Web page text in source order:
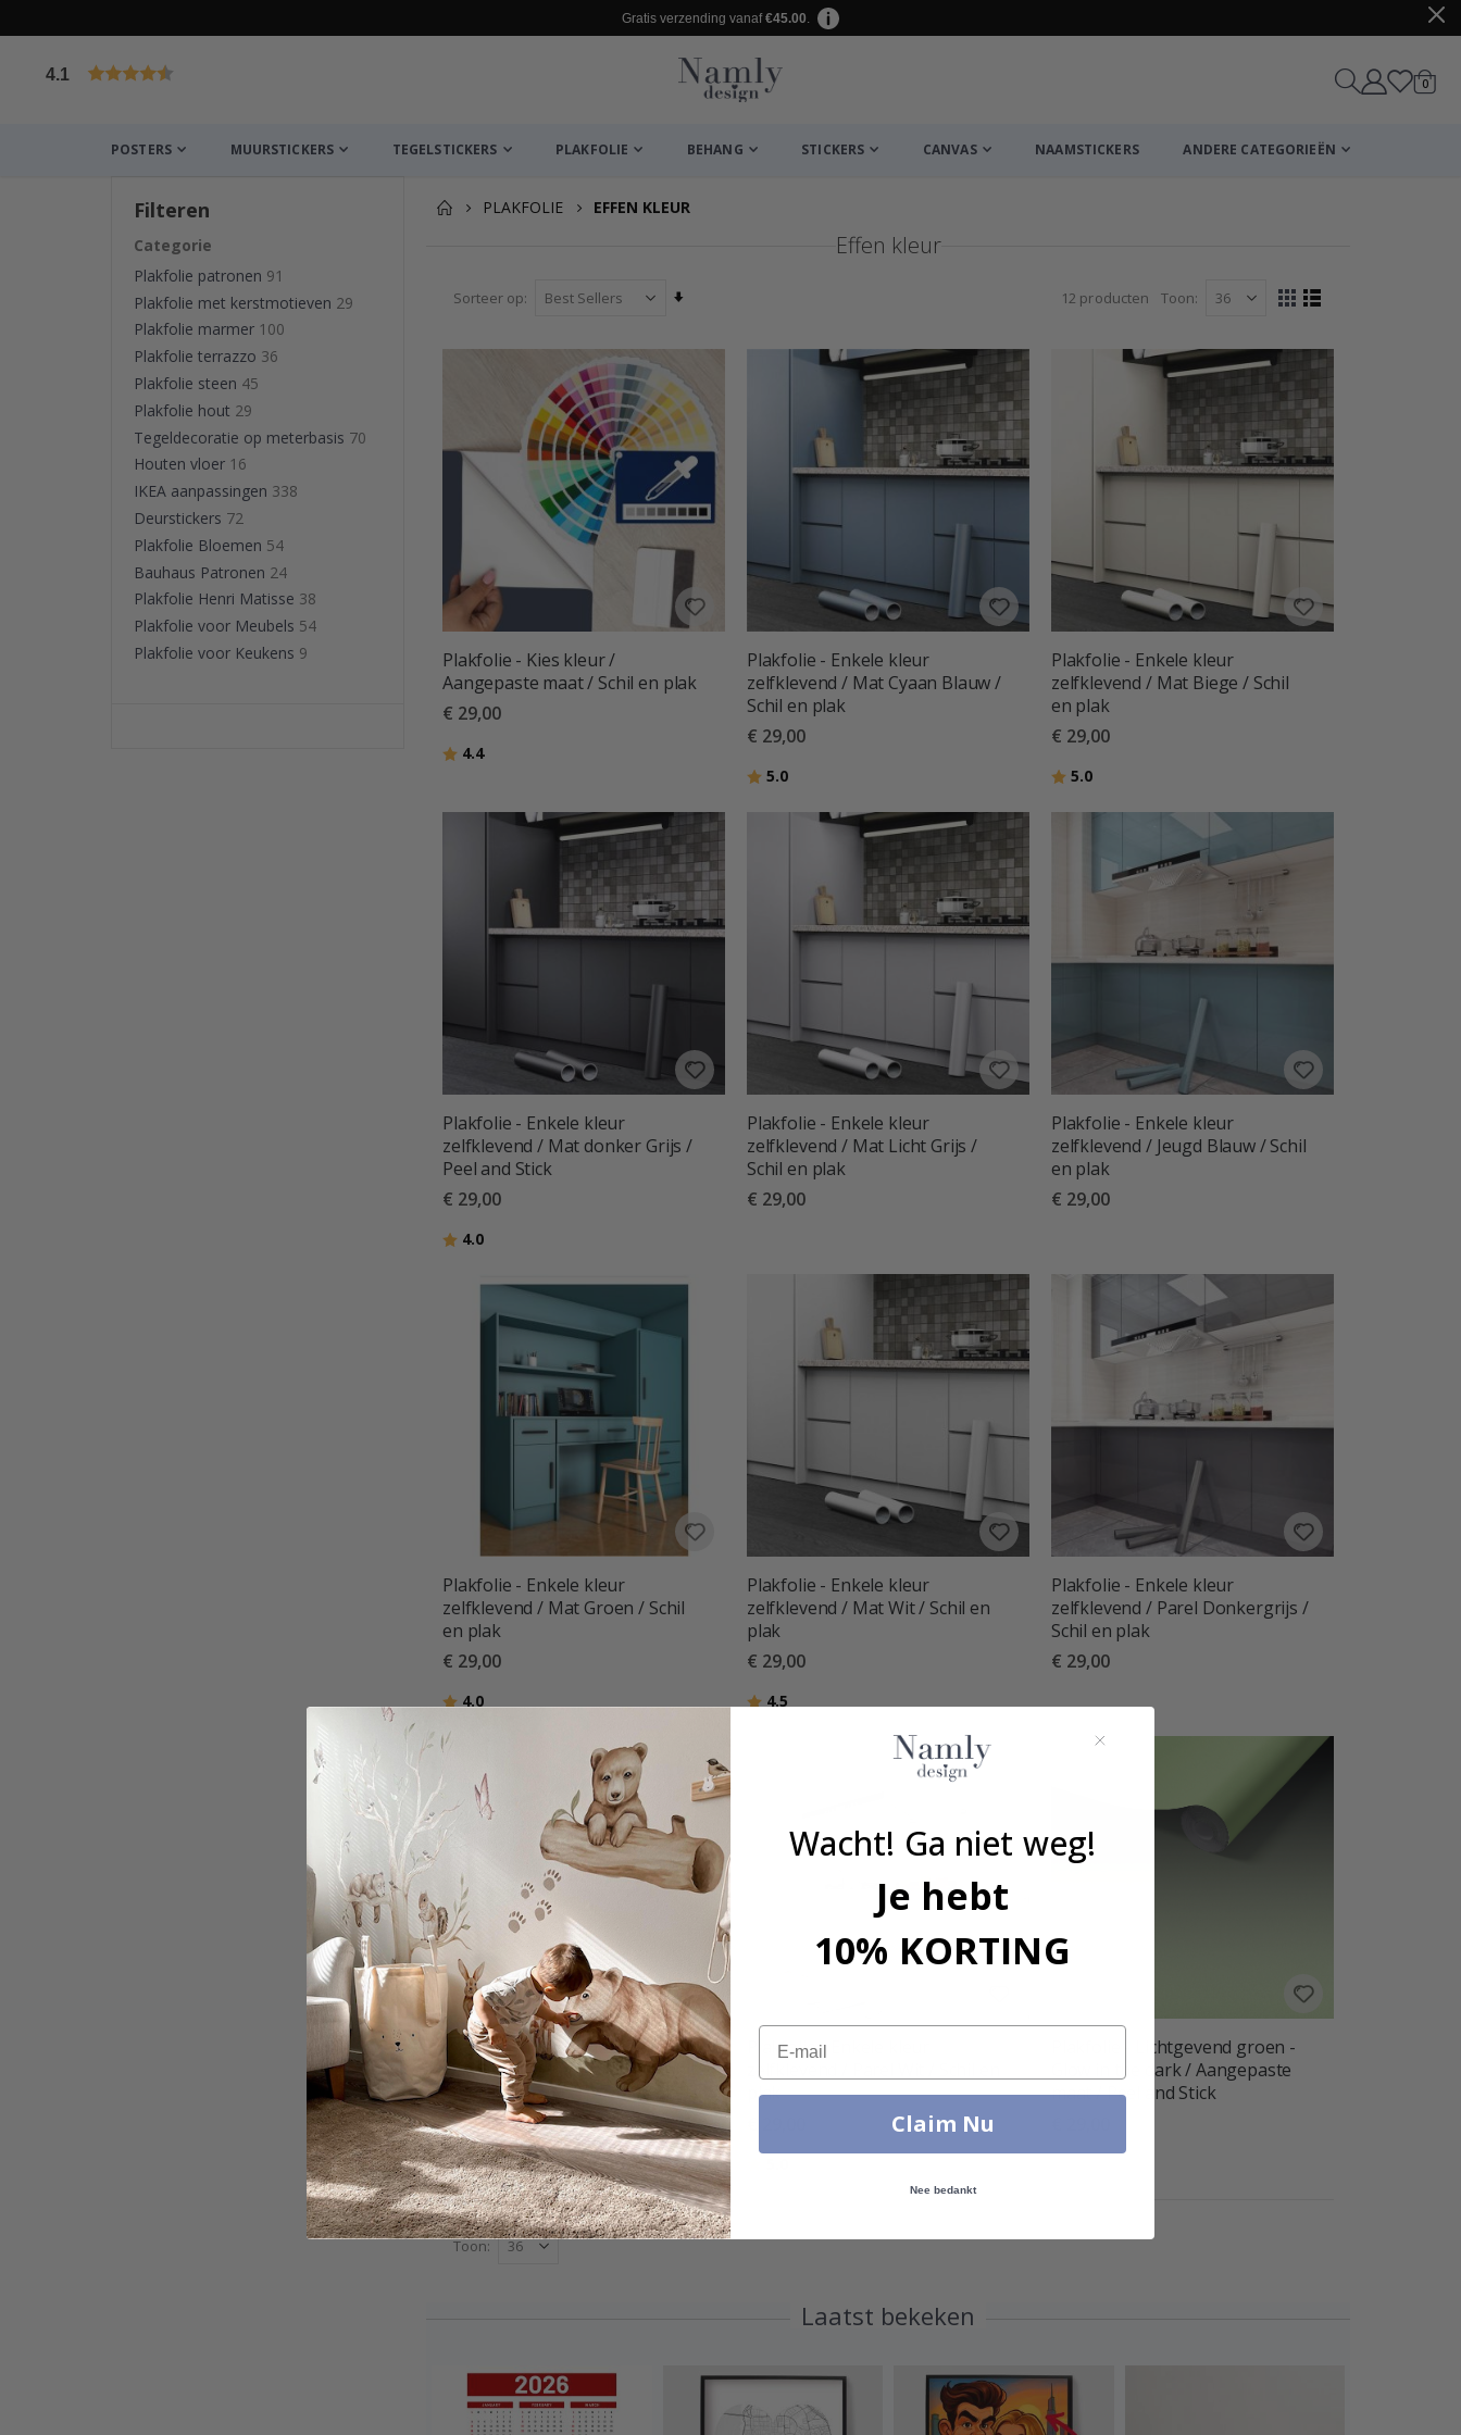
Gratis verzending vanaf€45.00.
4.1 0
POSTERS MUURSTICKERS TEGELSTICKERS PLAKFOLIE BEHANG STICKERS CANVAS NAAMSTICKERS ANDERE CATEGORIEËN
PLAKFOLIE EFFEN KLEUR
Effen kleur
Sorteer op
naar
sorteren
12 producten Toon
Tonen
Foto-Lijst
Plakfolie - Kies kleur /
Aangepaste maat / Schil en plak
€ 29,00
Beoordeling:
4.4uit 5 sterren
Plakfolie - Enkele kleur
zelfklevend / Mat Cyaan Blauw /
Schil en plak
€ 29,00
Beoordeling:
5.0uit 5 sterren
Plakfolie - Enkele kleur
zelfklevend / Mat Biege / Schil
en plak
€ 29,00
Beoordeling:
5.0uit 5 sterren
Plakfolie - Enkele kleur
zelfklevend / Mat donker Grijs /
Peel and Stick
€ 29,00
Beoordeling:
4.0
Plakfolie - Enkele kleur
zelfklevend / Mat Licht Grijs /
Schil en plak
€ 29,00
Plakfolie - Enkele kleur
zelfklevend / Jeugd Blauw / Schil
en plak
€ 29,00
Plakfolie - Enkele kleur
zelfklevend / Mat Groen / Schil
en plak
€ 29,00
Beoordeling:
4.0
Plakfolie - Enkele kleur
zelfklevend / Mat Wit / Schil en
plak
€ 29,00
Beoordeling:
4.5
Plakfolie - Enkele kleur
zelfklevend / Parel Donkergrijs /
Schil en plak
€ 29,00
Plakfolie - Enkele kleur
zelfklevend / Parel Groen / Schil
en plak
€ 29,00
Plakfolie - Enkele kleur
zelfklevend / Parel Wit / Schil en
plak
Plakfolie - Lichtgevend groen -
Glow in the dark / Aangepaste
maat / Peel and Stick
Toon
Laatst bekeken
Filteren
Categorie
Plakfolie patronen 91
Plakfolie met kerstmotieven 29
Plakfolie marmer 100
Plakfolie terrazzo 36
Plakfolie steen 45
Plakfolie hout 29
Tegeldecoratie op meterbasis 70
Houten vloer 16
IKEA aanpassingen 338
Deurstickers 72
Plakfolie Bloemen 54
Bauhaus Patronen 24
Plakfolie Henri Matisse 38
Plakfolie voor Meubels 54
Plakfolie voor Keukens 9
Wacht! Ga niet weg!
Je hebt
10% KORTING
Email
Claim Nu
Nee bedankt